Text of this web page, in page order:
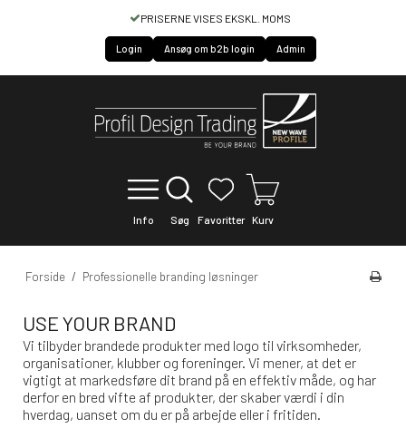
PRISERNE VISES EKSKL. MOMS
Login Ansøg om b2b login Admin
Info Søg Favoritter Kurv
Forside / Professionelle branding løsninger
USE YOUR BRAND
Vi tilbyder brandede produkter med logo til virksomheder,
organisationer, klubber og foreninger. Vi mener, at det er
vigtigt at markedsføre dit brand på en effektiv måde, og har
derfor en bred vifte af produkter, der skaber værdi i din
hverdag, uanset om du er på arbejde eller i fritiden.